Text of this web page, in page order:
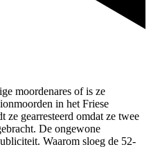
moordenares of is ze
in het Friese
gearresteerd omdat ze twee
De ongewone
Waarom sloeg de 52-